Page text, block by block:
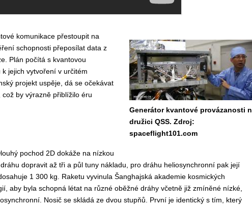
Generátor kvantové provázanosti
družici QSS. Zdroj:
spaceflight101.com
komunikace přestoupit na
schopnosti přeposílat data z
Plán počítá s kvantovou
jejich vytvoření v určitém
projekt uspěje, dá se očekávat
by výrazně přiblížilo éru
pochod 2D dokáže na nízkou
dopravit až tři a půl tuny nákladu, pro dráhu heliosynchronní pak její
1 300 kg. Raketu vyvinula Šanghajská akademie kosmických
aby byla schopná létat na různé oběžné dráhy včetně již zmíněné nízké,
Nosič se skládá ze dvou stupňů. První je identický s tím, který